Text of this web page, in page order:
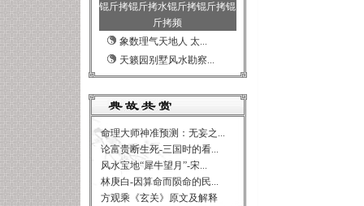
锟斤拷锟斤拷水锟斤拷锟斤拷锟
斤拷频
象数理气天地人 太...
天籁园别墅风水勘察...
命理大师神准预测：无妄之...
论富贵断生死-三国时的看...
风水宝地“犀牛望月”-宋...
林庚白-因算命而陨命的民...
方观乘《玄关》原文及解释